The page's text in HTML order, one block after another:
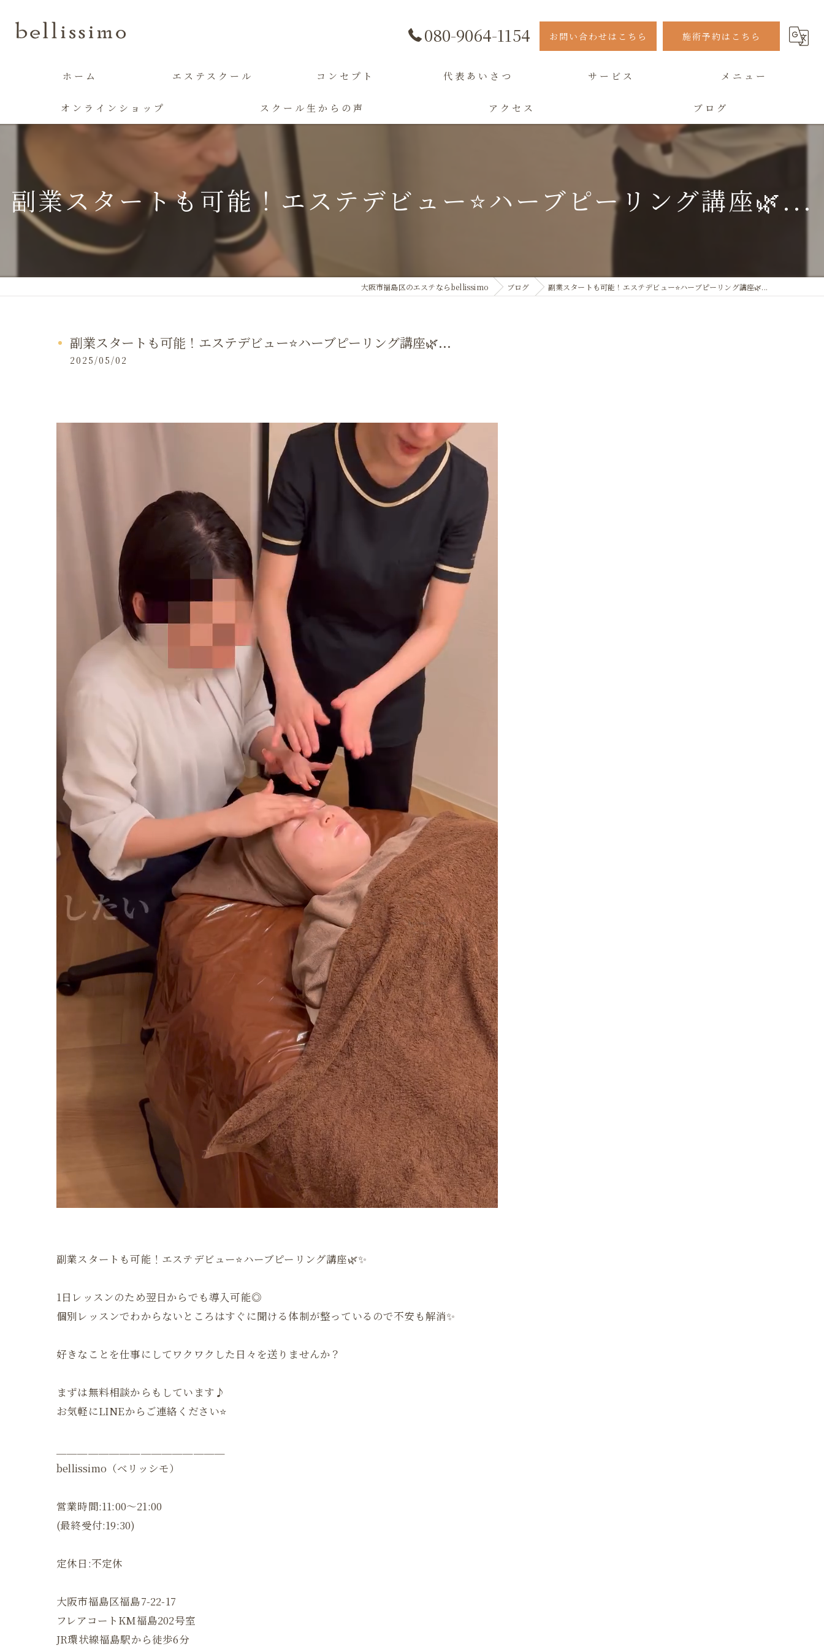
080-9064-1154 お問い合わせはこちら 施術予約はこちら
ホーム エステスクール コンセプト 代表あいさつ サービス メニュー
オンラインショップ スクール生からの声 アクセス ブログ
副業スタートも可能！エステデビュー⭐️ハーブピーリング講座🌿...
大阪市福島区のエステならbellissimo ブログ 副業スタートも可能！エステデビュー⭐️ハーブピーリング講座🌿...
副業スタートも可能！エステデビュー⭐️ハーブピーリング講座🌿...
2025/05/02
副業スタートも可能！エステデビュー⭐️ハーブピーリング講座🌿✨
1日レッスンのため翌日からでも導入可能◎
個別レッスンでわからないところはすぐに聞ける体制が整っているので不安も解消✨
好きなことを仕事にしてワクワクした日々を送りませんか？
まずは無料相談からもしています♪
お気軽にLINEからご連絡ください⭐️
bellissimo（ベリッシモ）
営業時間:11:00〜21:00
(最終受付:19:30)
定休日:不定休
大阪市福島区福島7-22-17
フレアコートKM福島202号室
JR環状線福島駅から徒歩6分